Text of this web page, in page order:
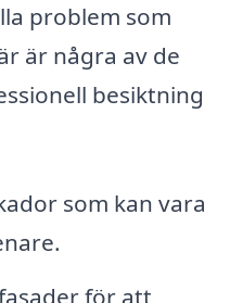
problem som
är några av de
besiktning
som kan vara
för att